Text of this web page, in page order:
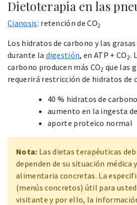
Dietoterapia en las
Cianosis: retención de CO2
Los hidratos de carbono y las
durante la digestión, en ATP + CO2.
carbono producen más CO2 que las
requerirá restricción de hidratos de
40 % hidratos de
aumento en la ingesta
aporte proteico normal
Nota: Las dietas terapéuticas
dependen de su situación médica
alimentaria concretas. La
(menús concretos) útil para
visitante y por ello, la